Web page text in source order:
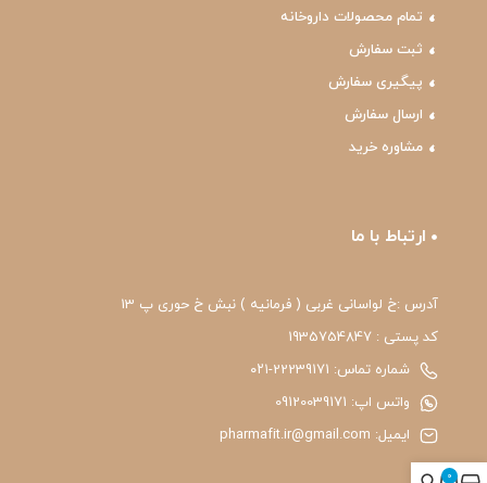
تمام محصولات داروخانه
ثبت سفارش
پیگیری سفارش
ارسال سفارش
مشاوره خرید
ارتباط با ما
آدرس :خ لواسانی غربی ( فرمانیه ) نبش خ حوری پ 13
کد پستی : 1935754847
شماره تماس: 22239171-۰۲۱
واتس اپ: 09120039171
ایمیل: pharmafit.ir@gmail.com
0